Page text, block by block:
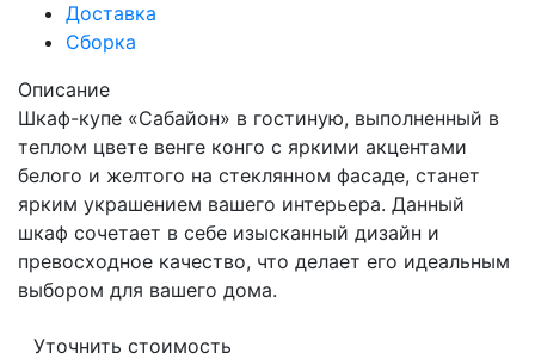
Доставка
Сборка
Описание
Шкаф-купе «Сабайон» в гостиную, выполненный в
теплом цвете венге конго с яркими акцентами
белого и желтого на стеклянном фасаде, станет
ярким украшением вашего интерьера. Данный
шкаф сочетает в себе изысканный дизайн и
превосходное качество, что делает его идеальным
выбором для вашего дома.
Уточнить стоимость